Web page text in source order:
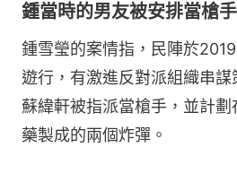
鍾當時的男友被安排當槍手
鍾雪瑩的案情指，民陣於
遊行，有激進反對派組織串
蘇緯軒被指派當槍手，並計
藥製成的兩個炸彈。